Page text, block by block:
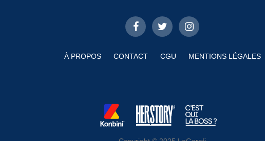
À PROPOS CONTACT CGU MENTIONS LÉGALES